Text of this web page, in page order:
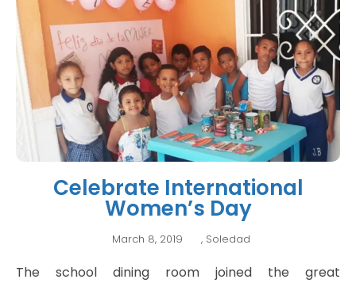
Celebrate International
Women’s Day
March 8, 2019 , Soledad
The school dining room joined the great